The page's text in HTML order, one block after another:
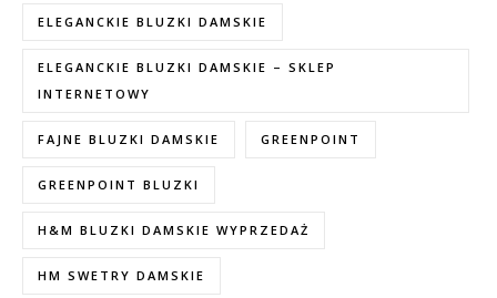
ELEGANCKIE BLUZKI DAMSKIE
ELEGANCKIE BLUZKI DAMSKIE – SKLEP
INTERNETOWY
FAJNE BLUZKI DAMSKIE GREENPOINT
GREENPOINT BLUZKI
H&M BLUZKI DAMSKIE WYPRZEDAŻ
HM SWETRY DAMSKIE